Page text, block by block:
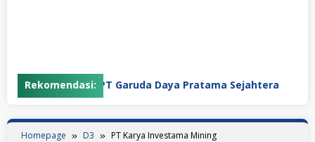
Rekomendasi:PT Garuda Daya Pratama Sejahtera
Homepage D3 PT Karya Investama Mining